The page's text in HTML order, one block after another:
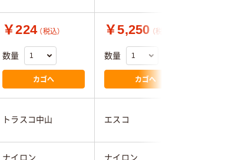
￥224 （税込）
数量
カゴへ
￥5,250 （税込）
数量
カゴへ
トラスコ中山 エスコ
ナイロン ナイロン